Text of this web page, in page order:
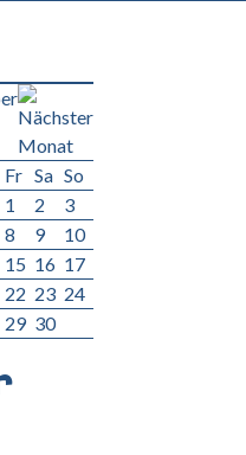
Fr Sa So
1
2
3
8 9
10
15 16 17
22 23 24
29 30